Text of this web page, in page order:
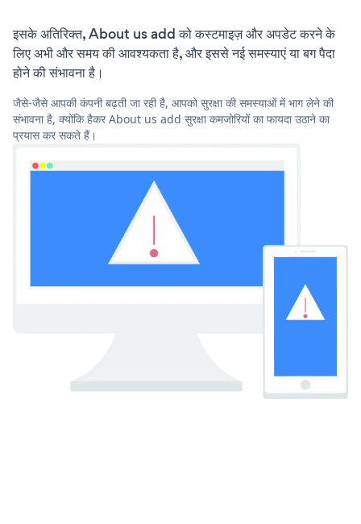
इसके अतिरिक्त, About us add को कस्टमाइज़ और अपडेट करने के
लिए अभी और समय की आवश्यकता है, और इससे नई समस्याएं या बग पैदा
होने की संभावना है।
जैसे-जैसे आपकी कंपनी बढ़ती जा रही है, आपको सुरक्षा की समस्याओं में भाग लेने की
संभावना है, क्योंकि हैकर About us add सुरक्षा कमजोरियों का फायदा उठाने का
प्रयास कर सकते हैं।